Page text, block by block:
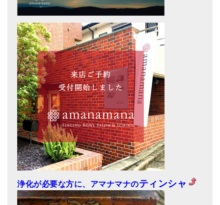
浄化が必要な方に、アマナマナのティンシャ